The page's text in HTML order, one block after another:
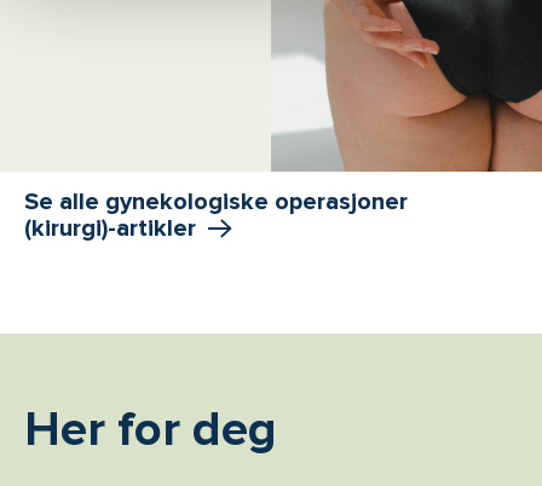
Se alle gynekologiske operasjoner
(kirurgi)-artikler
Her for deg